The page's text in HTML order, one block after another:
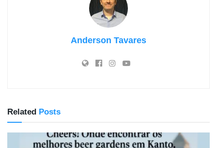
Anderson Tavares
Related Posts